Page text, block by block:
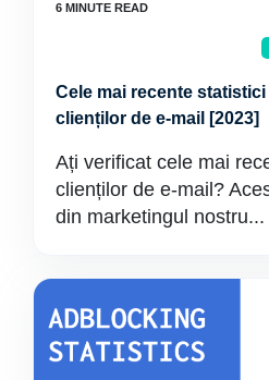
Cele mai recente
clienților de e-mail [2023]
Ați verificat cele mai
clienților de e-mail?
din marketingul nostru...